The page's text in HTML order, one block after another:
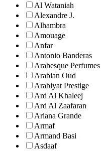
Al Wataniah
Alexandre J.
Alhambra
Amouage
Anfar
Antonio Banderas
Arabesque Perfumes
Arabian Oud
Arabiyat Prestige
Ard Al Khaleej
Ard Al Zaafaran
Ariana Grande
Armaf
Armand Basi
Asdaaf